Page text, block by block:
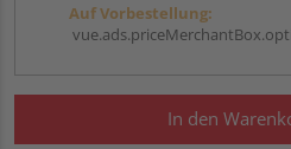
Auf Vorbestellung:
In den